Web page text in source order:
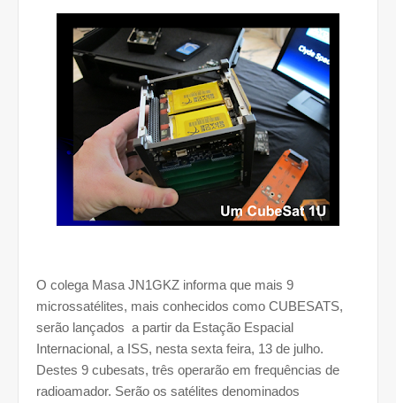
O colega Masa JN1GKZ informa que mais 9
microssatélites, mais conhecidos como CUBESATS,
serão lançados a partir da Estação Espacial
Internacional, a ISS, nesta sexta feira, 13 de julho.
Destes 9 cubesats, três operarão em frequências de
radioamador. Serão os satélites denominados